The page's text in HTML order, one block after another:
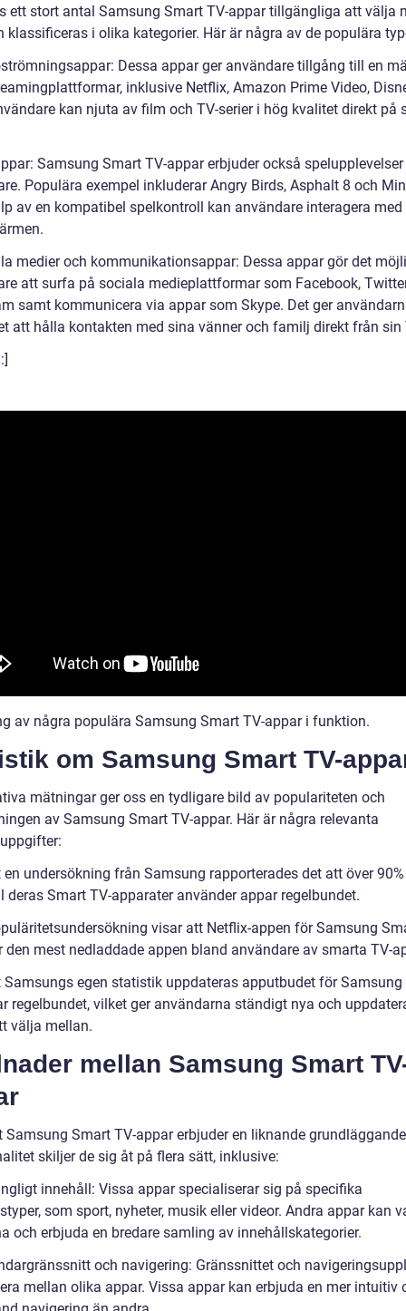
ett stort antal Samsung Smart TV-appar tillgängliga att välja
klassificeras i olika kategorier. Här är några av de populära
Dessa appar ger användare tillgång till en
inklusive Netflix, Amazon Prime Video,
kan njuta av film och TV-serier i hög kvalitet direkt på
Samsung Smart TV-appar erbjuder också
Populära exempel inkluderar Angry Birds, Asphalt 8 och
av en kompatibel spelkontroll kan användare interagera med
medier och kommunikationsappar: Dessa appar gör det
att surfa på sociala medieplattformar som Facebook,
samt kommunicera via appar som Skype. Det ger
att hålla kontakten med sina vänner och familj direkt från sin
av några populära Samsung Smart TV-appar i funktion.
om Samsung Smart TV-
mätningar ger oss en tydligare bild av populariteten och
av Samsung Smart TV-appar. Här är några relevanta
en undersökning från Samsung rapporterades det att över
deras Smart TV-apparater använder appar regelbundet.
visar att Netflix-appen för Samsung
den mest nedladdade appen bland användare av smarta TV-
Samsungs egen statistik uppdateras apputbudet för Samsung
regelbundet, vilket ger användarna ständigt nya och
välja mellan.
mellan Samsung Smart
Samsung Smart TV-appar erbjuder en liknande grundläggande
skiljer de sig åt på flera sätt, inklusive:
innehåll: Vissa appar specialiserar sig på specifika
som sport, nyheter, musik eller videor. Andra appar kan
och erbjuda en bredare samling av innehållskategorier.
och navigering: Gränssnittet och
mellan olika appar. Vissa appar kan erbjuda en mer intuitiv